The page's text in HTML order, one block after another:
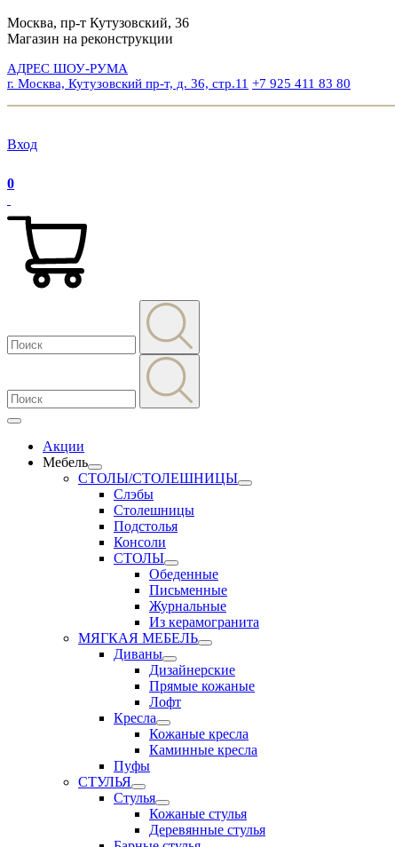
Москва, пр-т Кутузовский, 36
Магазин на реконструкции
АДРЕС ШОУ-РУМА
г. Москва, Кутузовский пр-т, д. 36, стр.11 +7 925 411 83 80
Вход
0
Акции
Мебель
СТОЛЫ/СТОЛЕШНИЦЫ
Слэбы
Столешницы
Подстолья
Консоли
СТОЛЫ
Обеденные
Письменные
Журнальные
Из керамогранита
МЯГКАЯ МЕБЕЛЬ
Диваны
Дизайнерские
Прямые кожаные
Лофт
Кресла
Кожаные кресла
Каминные кресла
Пуфы
СТУЛЬЯ
Стулья
Кожаные стулья
Деревянные стулья